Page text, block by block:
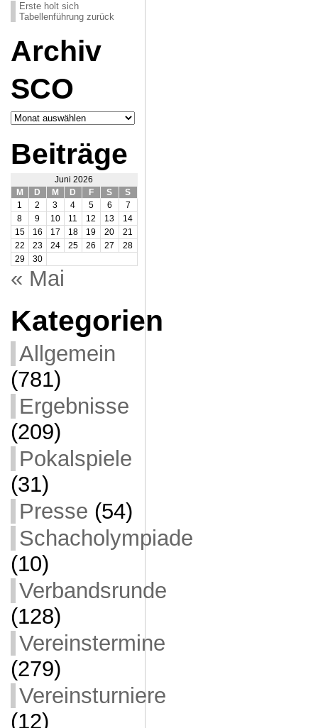
Erste holt sich
Tabellenführung zurück
Archiv
SCO
Archiv
SCO
Beiträge
Juni 2026
M
D M D F S
S
1
2 3 4 5 6
7
8
9 10 11 12 13
14
15
16 17 18 19 20
21
22
23 24 25 26 27
28
29
30
« Mai
Kategorien
Allgemein
(781)
Ergebnisse
(209)
Pokalspiele
(31)
Presse (54)
Schacholympiade
(10)
Verbandsrunde
(128)
Vereinstermine
(279)
Vereinsturniere
(12)